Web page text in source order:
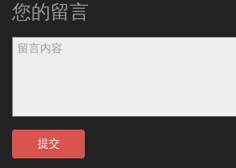
您的留言
提交